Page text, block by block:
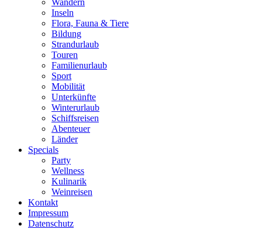
Wandern
Inseln
Flora, Fauna & Tiere
Bildung
Strandurlaub
Touren
Familienurlaub
Sport
Mobilität
Unterkünfte
Winterurlaub
Schiffsreisen
Abenteuer
Länder
Specials
Party
Wellness
Kulinarik
Weinreisen
Kontakt
Impressum
Datenschutz